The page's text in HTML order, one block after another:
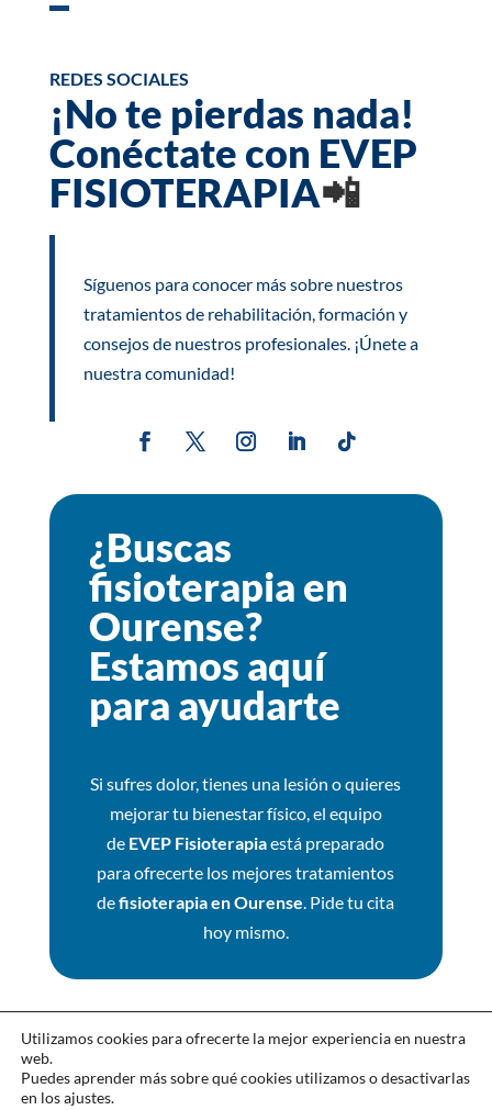
REDES SOCIALES
¡No te pierdas nada!
Conéctate con EVEP
FISIOTERAPIA📲
Síguenos para conocer más sobre nuestros
tratamientos de rehabilitación, formación y
consejos de nuestros profesionales. ¡Únete a
nuestra comunidad!
¿Buscas
fisioterapia en
Ourense?
Estamos aquí
para ayudarte
Si sufres dolor, tienes una lesión o quieres
mejorar tu bienestar físico, el equipo
de EVEP Fisioterapiaestá preparado
para ofrecerte los mejores tratamientos
defisioterapia en Ourense . Pide tu cita
hoy mismo.
Aviso Legal
Políticas de Privacidad
Políticas de Cookies
Utilizamos cookies para ofrecerte la mejor experiencia en nuestra
web.
Puedes aprender más sobre qué cookies utilizamos o desactivarlas
en los ajustes.